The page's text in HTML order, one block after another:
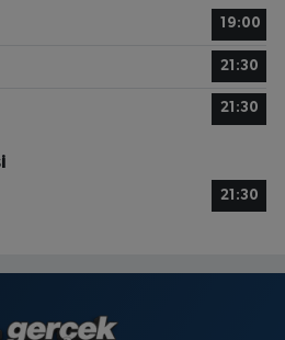
19:00
21:30
21:30
21:30